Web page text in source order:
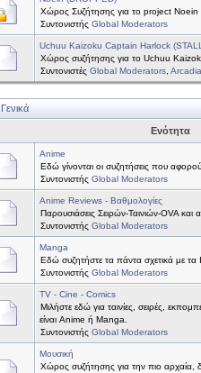
Χώρος Συζήτησης για το project Noein
Συντονιστής Global Moderators
Uchuu Kaizoku Captain Harlock
Χώρος συζήτησης για το Uchuu
Συντονιστές Global Moderators
Γενικά
Ενότητα
Anime
Εδώ γίνονται οι συζητήσεις που
Συντονιστής Global Moderators
Anime Reviews - Βαθμολογίες
Παρουσιάσεις Σειρών-Ταινιών-OVA
Συντονιστής Global Moderators
Manga
Εδώ συζητήστε τα πάντα σχετικά με
Συντονιστής Global Moderators
TV - Cine - Comics
Μιλήστε εδώ για ταινίες, σειρές,
είναι Anime ή Manga.
Συντονιστής Global Moderators
Μουσική
Χώρος συζήτησης για την πιο αρχαία,